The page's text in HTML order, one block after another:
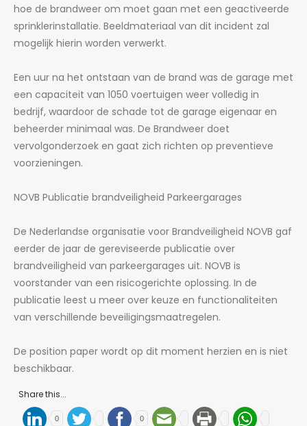
hoe de brandweer om moet gaan met een geactiveerde
sprinklerinstallatie. Beeldmateriaal van dit incident zal
mogelijk hierin worden verwerkt.
Een uur na het ontstaan van de brand was de garage met
een capaciteit van 1050 voertuigen weer volledig in
bedrijf, waardoor de schade tot de garage eigenaar en
beheerder minimaal was. De Brandweer doet
vervolgonderzoek en gaat zich richten op preventieve
voorzieningen.
NOVB Publicatie brandveiligheid Parkeergarages
De Nederlandse organisatie voor Brandveiligheid NOVB gaf
eerder de jaar de gereviseerde publicatie over
brandveiligheid van parkeergarages uit. NOVB is
voorstander van een risicogerichte oplossing. In de
publicatie leest u meer over keuze en functionaliteiten
van verschillende beveiligingsmaatregelen.
De position paper wordt op dit moment herzien en is niet
beschikbaar.
Share this...
0 0